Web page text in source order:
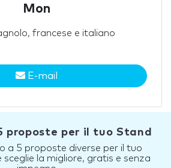
Mon
francese e italiano
E-mail
proposte per il tuo Stand
a 5 proposte diverse per il tuo
la migliore, gratis e senza